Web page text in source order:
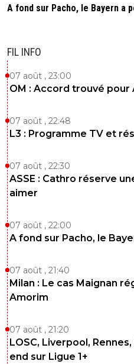
A fond sur Pacho, le Bayern a
FIL INFO
07 août , 23:00
OM : Accord trouvé pour
07 août , 22:48
L3 : Programme TV et
07 août , 22:30
ASSE : Cathro réserve
aimer
07 août , 22:00
A fond sur Pacho, le
07 août , 21:40
Milan : Le cas Maignan
Amorim
07 août , 21:20
LOSC, Liverpool,
end sur Ligue 1+